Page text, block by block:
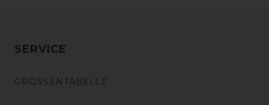
SERVICE
GRÖSSENTABELLE